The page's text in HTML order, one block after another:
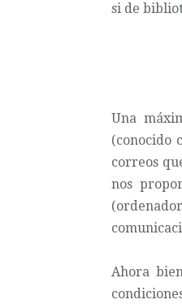
si de
Una
(conocido
correos
nos
Ahora